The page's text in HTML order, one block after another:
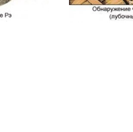
и тот же